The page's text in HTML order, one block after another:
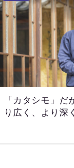
「カタシモ」だ
り広く、より深